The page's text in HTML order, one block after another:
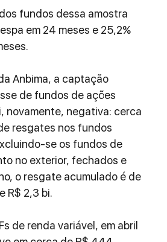
fundos dessa amostra
em 24 meses e 25,2%
Anbima, a captação
de fundos de ações
novamente, negativa: cerca
resgates nos fundos
se os fundos de
no exterior, fechados e
o resgate acumulado é de
R$ 2,3 bi.
de renda variável, em abril